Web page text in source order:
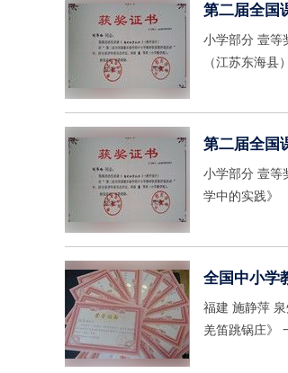
第二届全国
小学部分 壹等奖 A、课堂教学实录类 语文组:1.兰兰（吉林梨树县）《 作文指导课》 周爽（辽宁盘山县）《搭石》 潘中喜
（江苏东海县
第二届全国
小学部分 壹等奖 吴月容（福建福鼎市）《让诗歌教学润泽学生的心田》 李玉琴（广西北海市）《赏识教育在农村小学语文教
学中的实践》
全国中小学
福建 施静萍 泉州市永春达埔中心小学 《创感环境下信息技术教学设计》 一等奖 陕西 付丽娜 宝鸡市麟游县西街小学 《吹起
羌笛跳锅庄》 一等奖 焦艳妮 宝鸡市麟游县西街小学 《分腿腾越 (山羊 )》 一等奖 王萍丽 宝鸡市麟游县西街小学 《举杯祝